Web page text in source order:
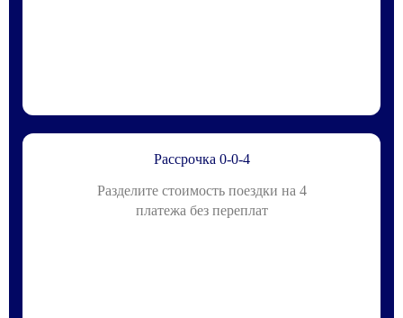
Рассрочка 0-0-4
Разделите стоимость поездки на 4
платежа без переплат